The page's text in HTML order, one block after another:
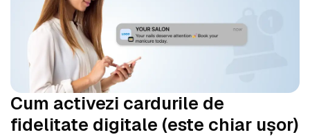
Cum activezi cardurile de
fidelitate digitale (este chiar ușor)